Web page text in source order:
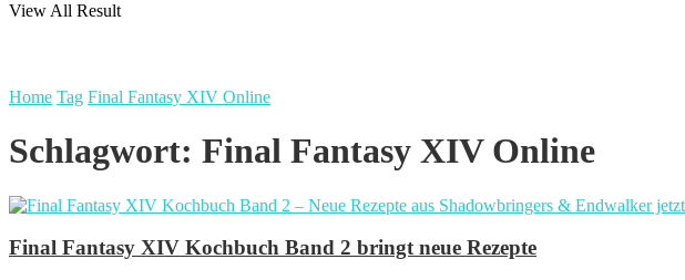
View All Result
Home Tag Final Fantasy XIV Online
Schlagwort: Final Fantasy XIV Online
Final Fantasy XIV Kochbuch Band 2 bringt neue Rezepte